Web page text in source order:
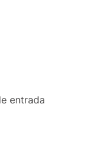
entrada